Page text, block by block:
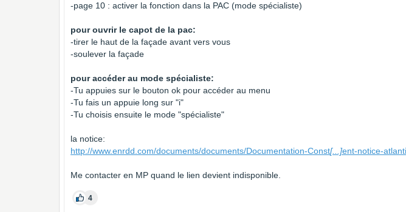
-page 10 : activer la fonction dans la PAC (mode spécialiste)
pour ouvrir le capot de la pac:
-tirer le haut de la façade avant vers vous
-soulever la façade
pour accéder au mode spécialiste:
-Tu appuies sur le bouton ok pour accéder au menu
-Tu fais un appuie long sur "i"
-Tu choisis ensuite le mode "spécialiste"
la notice:
http://www.enrdd.com/documents/documents/Documentation-Const[...]ent-notice-
Me contacter en MP quand le lien devient indisponible.
4